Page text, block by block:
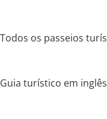
Todos os passeios
Guia turístico em inglês